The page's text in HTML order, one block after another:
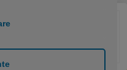
ThemeForest.net